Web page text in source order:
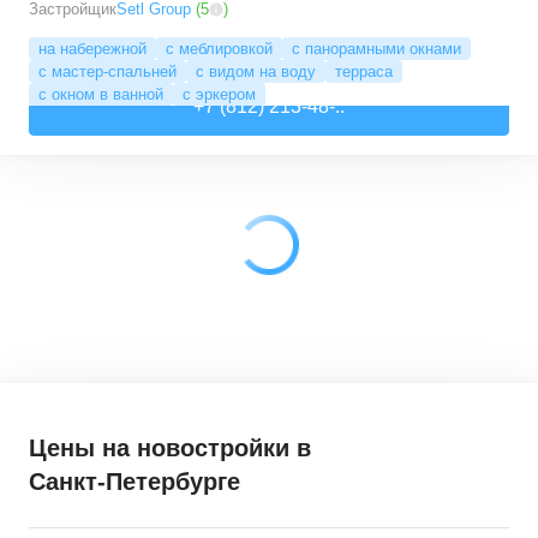
ЗастройщикSetl Group (5 )
на набережной с меблировкой
с панорамными окнами
с мастер-спальней
с видом на воду
терраса
с окном в ванной
с эркером
+7 (812) 213-48-..
Цены на новостройки в
Санкт-Петербурге